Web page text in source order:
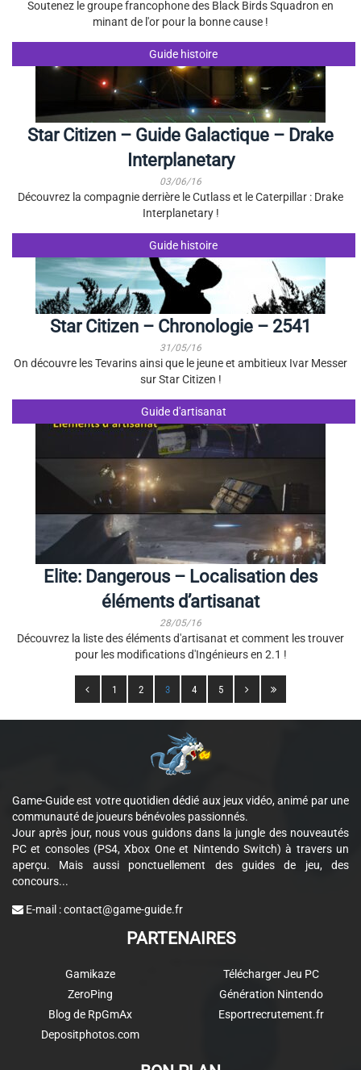
Soutenez le groupe francophone des Black Birds Squadron en
minant de l'or pour la bonne cause !
Guide histoire
Star Citizen – Guide Galactique – Drake
Interplanetary
03/06/16
Découvrez la compagnie derrière le Cutlass et le Caterpillar : Drake
Interplanetary !
Guide histoire
Star Citizen – Chronologie – 2541
31/05/16
On découvre les Tevarins ainsi que le jeune et ambitieux Ivar Messer
sur Star Citizen !
Guide d'artisanat
Elite: Dangerous – Localisation des
éléments d’artisanat
28/05/16
Découvrez la liste des éléments d'artisanat et comment les trouver
pour les modifications d'Ingénieurs en 2.1 !
1 2 3 4 5
Game-Guide est votre quotidien dédié aux jeux vidéo, animé par une
communauté de joueurs bénévoles passionnés.
Jour après jour, nous vous guidons dans la jungle des nouveautés
PC et consoles (PS4, Xbox One et Nintendo Switch) à travers un
aperçu. Mais aussi ponctuellement des guides de jeu, des
concours...
E-mail :contact@game-guide.fr
PARTENAIRES
Gamikaze
ZeroPing
Blog de RpGmAx
Depositphotos.com
Télécharger Jeu PC
Génération Nintendo
Esportrecrutement.fr